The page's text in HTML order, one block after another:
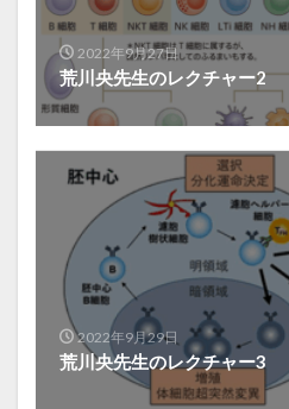
2022年9月27日
荒川央先生のレクチャー2
2022年9月29日
荒川央先生のレクチャー3